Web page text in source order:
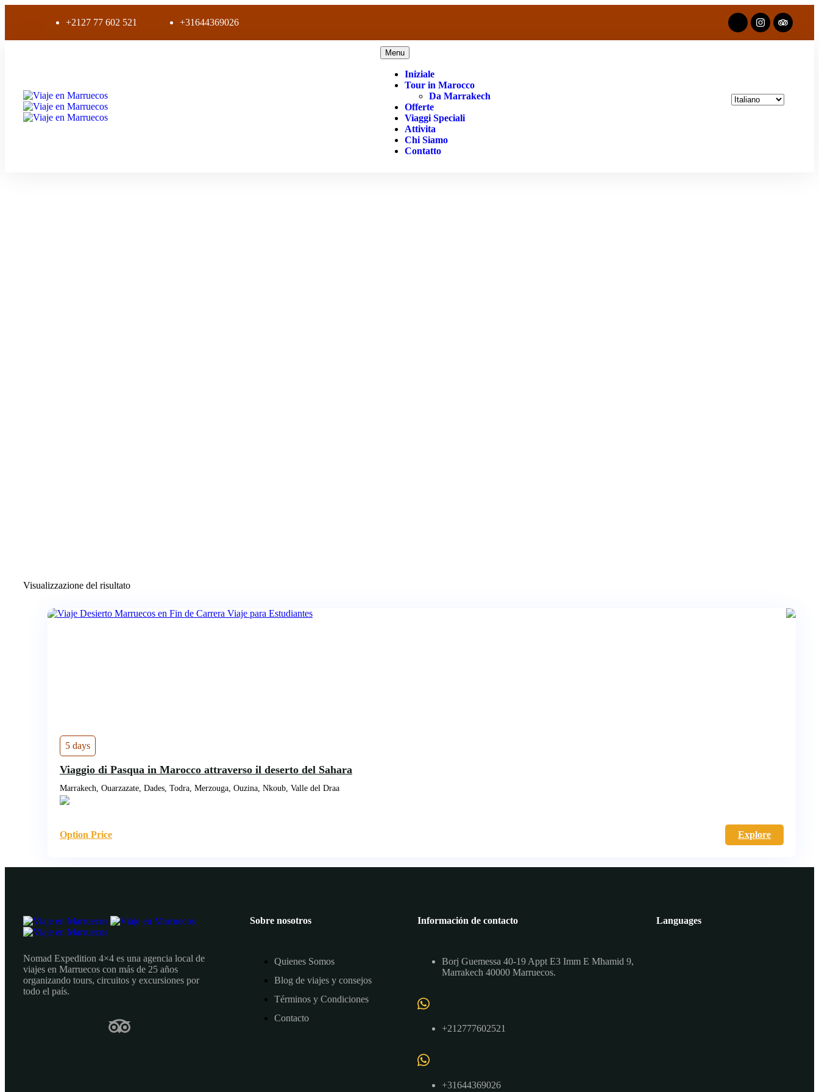
+2127 77 602 521 +31644369026
Menu
Iniziale
Tour in Marocco
Da Marrakech
Offerte
Viaggi Speciali
Attivita
Chi Siamo
Contatto
Visualizzazione del risultato
5 days
Viaggio di Pasqua in Marocco attraverso il deserto del Sahara
Marrakech, Ouarzazate, Dades, Todra, Merzouga, Ouzina, Nkoub, Valle del Draa
Option Price Explore
Nomad Expedition 4×4 es una agencia local de
viajes en Marruecos con más de 25 años
organizando tours, circuitos y excursiones por
todo el país.
Sobre nosotros
Quienes Somos
Blog de viajes y consejos
Términos y Condiciones
Contacto
Información de contacto
Borj Guemessa 40-19 Appt E3 Imm E Mhamid 9,
Marrakech 40000 Marruecos.
+212777602521
+31644369026
Languages